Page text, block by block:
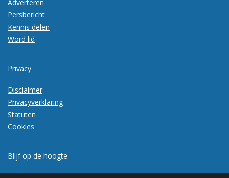
Adverteren
Persbericht
Kennis delen
Word lid
Privacy
Disclaimer
Privacyverklaring
Statuten
Cookies
Blijf op de hoogte